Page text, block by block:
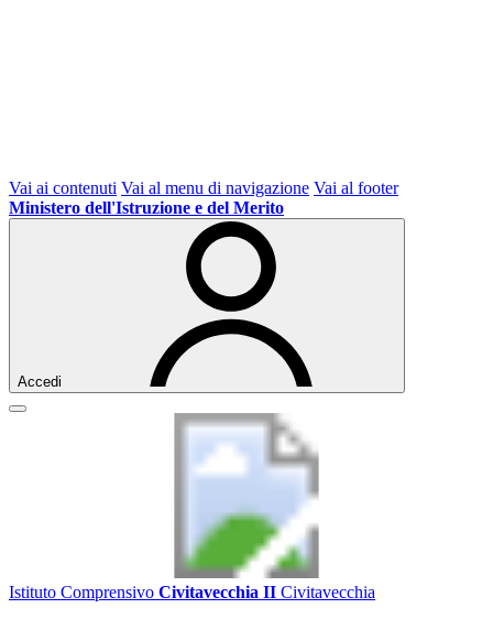
Vai ai contenuti Vai al menu di navigazione Vai al footer
Ministero dell'Istruzione e del Merito
Accedi
Istituto Comprensivo Civitavecchia II Civitavecchia